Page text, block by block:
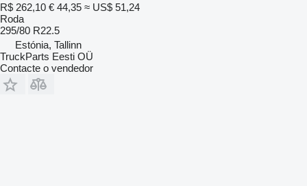
R$ 262,10 € 44,35 ≈ US$ 51,24
Roda
295/80 R22.5
Estónia, Tallinn
TruckParts Eesti OÜ
Contacte o vendedor